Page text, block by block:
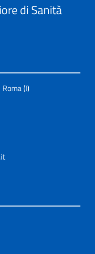
di Sanità
(I)